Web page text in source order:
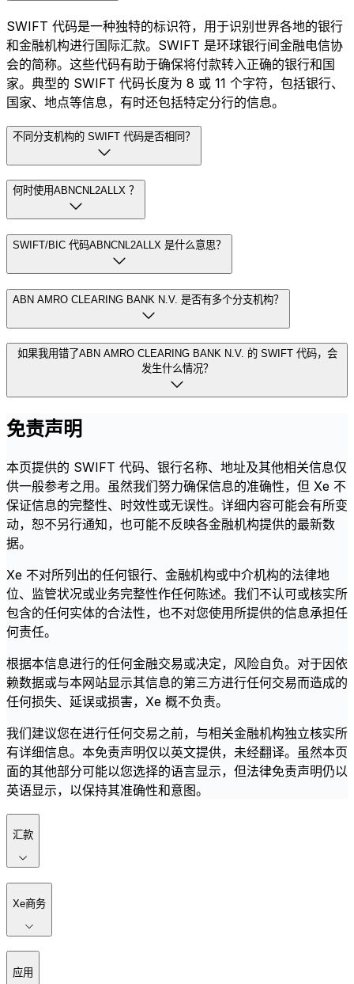
SWIFT 代码是一种独特的标识符，用于识别世界各地的银行
和金融机构进行国际汇款。SWIFT 是环球银行间金融电信协
会的简称。这些代码有助于确保将付款转入正确的银行和国
家。典型的 SWIFT 代码长度为 8 或 11 个字符，包括银行、
国家、地点等信息，有时还包括特定分行的信息。
不同分支机构的 SWIFT 代码是否相同？
何时使用ABNCNL2ALLX ？
SWIFT/BIC 代码ABNCNL2ALLX 是什么意思？
ABN AMRO CLEARING BANK N.V. 是否有多个分支机构？
如果我用错了ABN AMRO CLEARING BANK N.V. 的 SWIFT 代码，会
发生什么情况？
免责声明
本页提供的 SWIFT 代码、银行名称、地址及其他相关信息仅
供一般参考之用。虽然我们努力确保信息的准确性，但 Xe 不
保证信息的完整性、时效性或无误性。详细内容可能会有所变
动，恕不另行通知，也可能不反映各金融机构提供的最新数
据。
Xe 不对所列出的任何银行、金融机构或中介机构的法律地
位、监管状况或业务完整性作任何陈述。我们不认可或核实所
包含的任何实体的合法性，也不对您使用所提供的信息承担任
何责任。
根据本信息进行的任何金融交易或决定，风险自负。对于因依
赖数据或与本网站显示其信息的第三方进行任何交易而造成的
任何损失、延误或损害，Xe 概不负责。
我们建议您在进行任何交易之前，与相关金融机构独立核实所
有详细信息。本免责声明仅以英文提供，未经翻译。虽然本页
面的其他部分可能以您选择的语言显示，但法律免责声明仍以
英语显示，以保持其准确性和意图。
汇款
Xe商务
应用